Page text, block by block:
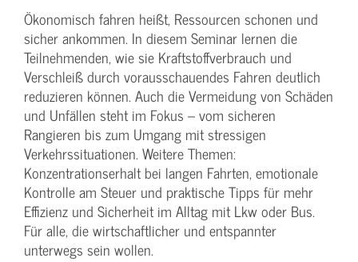
Ökonomisch fahren heißt, Ressourcen schonen und
sicher ankommen. In diesem Seminar lernen die
Teilnehmenden, wie sie Kraftstoffverbrauch und
Verschleiß durch vorausschauendes Fahren deutlich
reduzieren können. Auch die Vermeidung von Schäden
und Unfällen steht im Fokus – vom sicheren
Rangieren bis zum Umgang mit stressigen
Verkehrssituationen. Weitere Themen:
Konzentrationserhalt bei langen Fahrten, emotionale
Kontrolle am Steuer und praktische Tipps für mehr
Effizienz und Sicherheit im Alltag mit Lkw oder Bus.
Für alle, die wirtschaftlicher und entspannter
unterwegs sein wollen.